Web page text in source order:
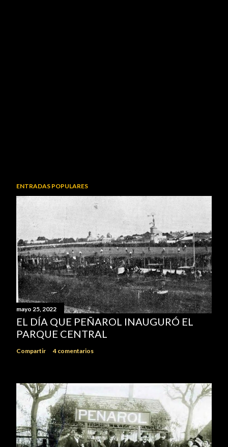
ENTRADAS POPULARES
mayo 25, 2022
EL DÍA QUE PEÑAROL INAUGURÓ EL
PARQUE CENTRAL
Compartir 4 comentarios